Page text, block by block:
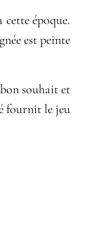
époque.
est peinte
souhait et
fournit le jeu